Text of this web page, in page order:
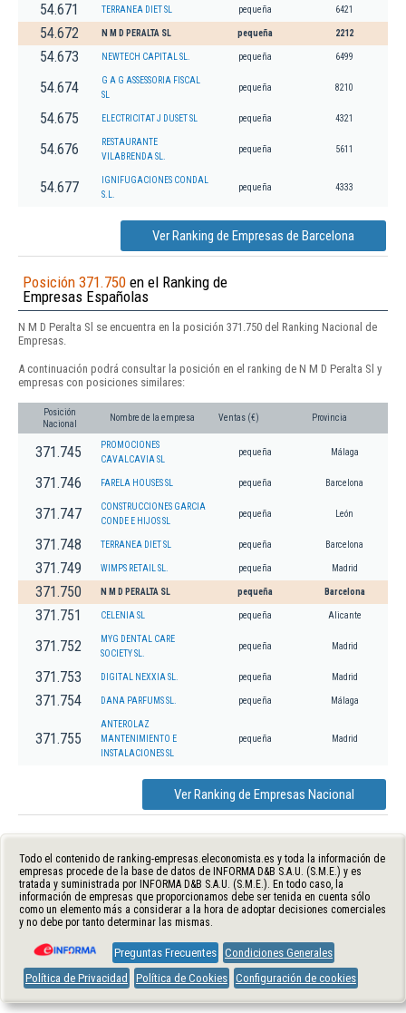
54.671 TERRANEA DIET SL pequeña 6421
54.672 N M D PERALTA SL pequeña 2212
54.673 NEWTECH CAPITAL SL. pequeña 6499
54.674
G A G ASSESSORIA FISCAL
SL
pequeña 8210
54.675 ELECTRICITAT J DUSET SL pequeña 4321
54.676
RESTAURANTE
VILABRENDA SL.
pequeña 5611
54.677
IGNIFUGACIONES CONDAL
S.L.
pequeña 4333
Ver Ranking de Empresas de Barcelona
Posición 371.750 en el Ranking de
Empresas Españolas
N M D Peralta Sl se encuentra en la posición 371.750 del Ranking Nacional de
Empresas.
A continuación podrá consultar la posición en el ranking de N M D Peralta Sl y
empresas con posiciones similares:
Posición
Nacional
Nombre de la empresa Ventas (€) Provincia
371.745
PROMOCIONES
CAVALCAVIA SL
pequeña Málaga
371.746 FARELA HOUSES SL pequeña Barcelona
371.747
CONSTRUCCIONES GARCIA
CONDE E HIJOS SL
pequeña León
371.748 TERRANEA DIET SL pequeña Barcelona
371.749 WIMPS RETAIL SL. pequeña Madrid
371.750 N M D PERALTA SL pequeña Barcelona
371.751 CELENIA SL pequeña Alicante
371.752
MYG DENTAL CARE
SOCIETY SL.
pequeña Madrid
371.753 DIGITAL NEXXIA SL. pequeña Madrid
371.754 DANA PARFUMS SL. pequeña Málaga
371.755
ANTEROLAZ
MANTENIMIENTO E
INSTALACIONES SL
pequeña Madrid
Ver Ranking de Empresas Nacional
Todo el contenido de ranking-empresas.eleconomista.es y toda la información de
empresas procede de la base de datos de INFORMA D&B S.A.U. (S.M.E.) y es
tratada y suministrada por INFORMA D&B S.A.U. (S.M.E.). En todo caso, la
información de empresas que proporcionamos debe ser tenida en cuenta sólo
como un elemento más a considerar a la hora de adoptar decisiones comerciales
y no debe por tanto determinar las mismas.
Preguntas Frecuentes Condiciones Generales
Política de Privacidad
Política de Cookies Configuración de cookies